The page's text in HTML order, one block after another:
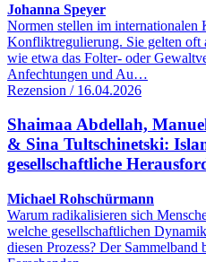
Johanna Speyer
Normen stellen im internationalen
Konfliktregulierung. Sie gelten oft
wie etwa das Folter- oder
Anfechtungen und Au…
Rezension / 16.04.2026
Shaimaa Abdellah,
& Sina Tultschinetski:
gesellschaftliche
Michael Rohschürmann
Warum radikalisieren sich
welche gesellschaftlichen
diesen Prozess? Der